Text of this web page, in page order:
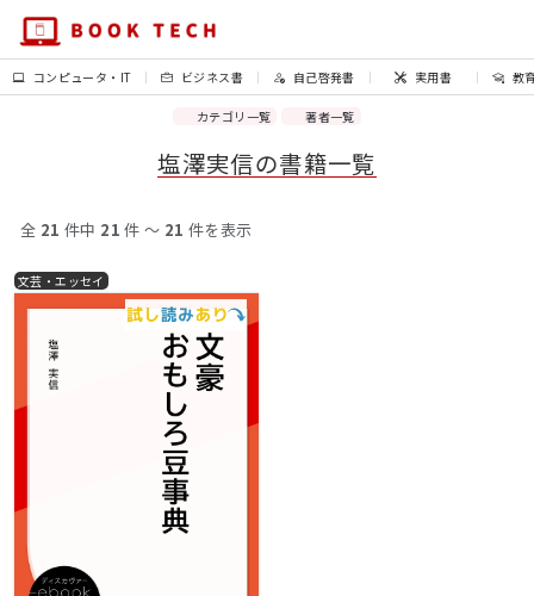
コンピュータ・IT ビジネス書 自己啓発書 実用書 教
カテゴリ一覧 著者一覧
塩澤実信の書籍一覧
全 21 件中 21 件 〜 21 件を表示
文芸・エッセイ